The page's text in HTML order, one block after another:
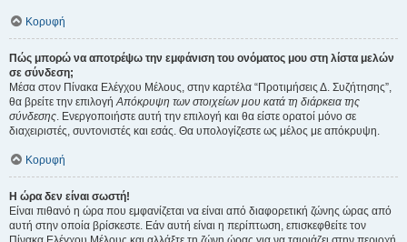
Κορυφή
Πώς μπορώ να αποτρέψω την εμφάνιση του ονόματος μου στη λίστα μελών
σε σύνδεση;
Μέσα στον Πίνακα Ελέγχου Μέλους, στην καρτέλα “Προτιμήσεις Δ. Συζήτησης”,
θα βρείτε την επιλογήΑπόκρυψη των στοιχείων μου κατά τη διάρκεια της
σύνδεσης. Ενεργοποιήστε αυτή την επιλογή και θα είστε ορατοί μόνο σε
διαχειριστές, συντονιστές και εσάς. Θα υπολογίζεστε ως μέλος με απόκρυψη.
Κορυφή
Η ώρα δεν είναι σωστή!
Είναι πιθανό η ώρα που εμφανίζεται να είναι από διαφορετική ζώνης ώρας από
αυτή στην οποία βρίσκεστε. Εάν αυτή είναι η περίπτωση, επισκεφθείτε τον